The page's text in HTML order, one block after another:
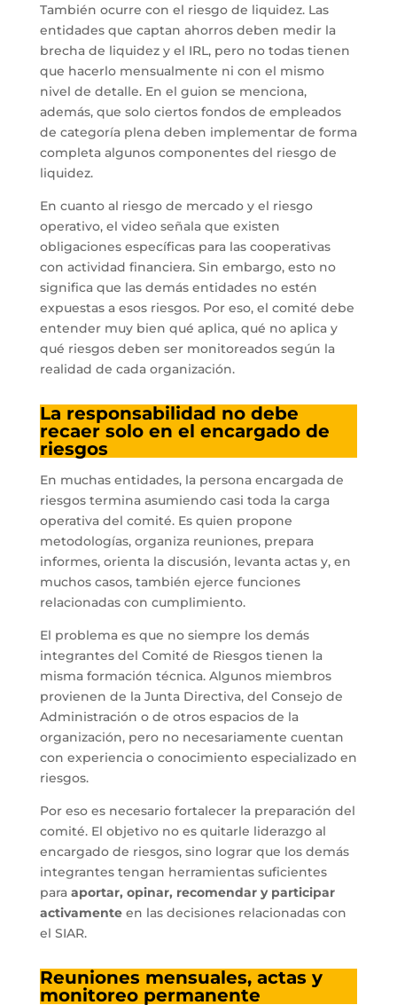
También ocurre con el riesgo de liquidez. Las
entidades que captan ahorros deben medir la
brecha de liquidez y el IRL, pero no todas tienen
que hacerlo mensualmente ni con el mismo
nivel de detalle. En el guion se menciona,
además, que solo ciertos fondos de empleados
de categoría plena deben implementar de forma
completa algunos componentes del riesgo de
liquidez.
En cuanto al riesgo de mercado y el riesgo
operativo, el video señala que existen
obligaciones específicas para las cooperativas
con actividad financiera. Sin embargo, esto no
significa que las demás entidades no estén
expuestas a esos riesgos. Por eso, el comité debe
entender muy bien qué aplica, qué no aplica y
qué riesgos deben ser monitoreados según la
realidad de cada organización.
La responsabilidad no debe
recaer solo en el encargado de
riesgos
En muchas entidades, la persona encargada de
riesgos termina asumiendo casi toda la carga
operativa del comité. Es quien propone
metodologías, organiza reuniones, prepara
informes, orienta la discusión, levanta actas y, en
muchos casos, también ejerce funciones
relacionadas con cumplimiento.
El problema es que no siempre los demás
integrantes del Comité de Riesgos tienen la
misma formación técnica. Algunos miembros
provienen de la Junta Directiva, del Consejo de
Administración o de otros espacios de la
organización, pero no necesariamente cuentan
con experiencia o conocimiento especializado en
riesgos.
Por eso es necesario fortalecer la preparación del
comité. El objetivo no es quitarle liderazgo al
encargado de riesgos, sino lograr que los demás
integrantes tengan herramientas suficientes
para aportar, opinar, recomendar y participar
activamenteen las decisiones relacionadas con
el SIAR.
Reuniones mensuales, actas y
monitoreo permanente